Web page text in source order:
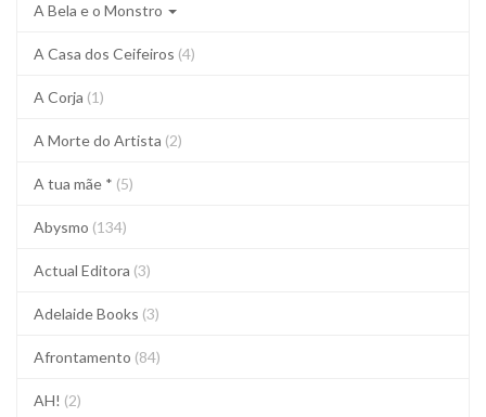
A Bela e o Monstro
A Casa dos Ceifeiros (4)
A Corja (1)
A Morte do Artista (2)
A tua mãe * (5)
Abysmo (134)
Actual Editora (3)
Adelaide Books (3)
Afrontamento (84)
AH! (2)